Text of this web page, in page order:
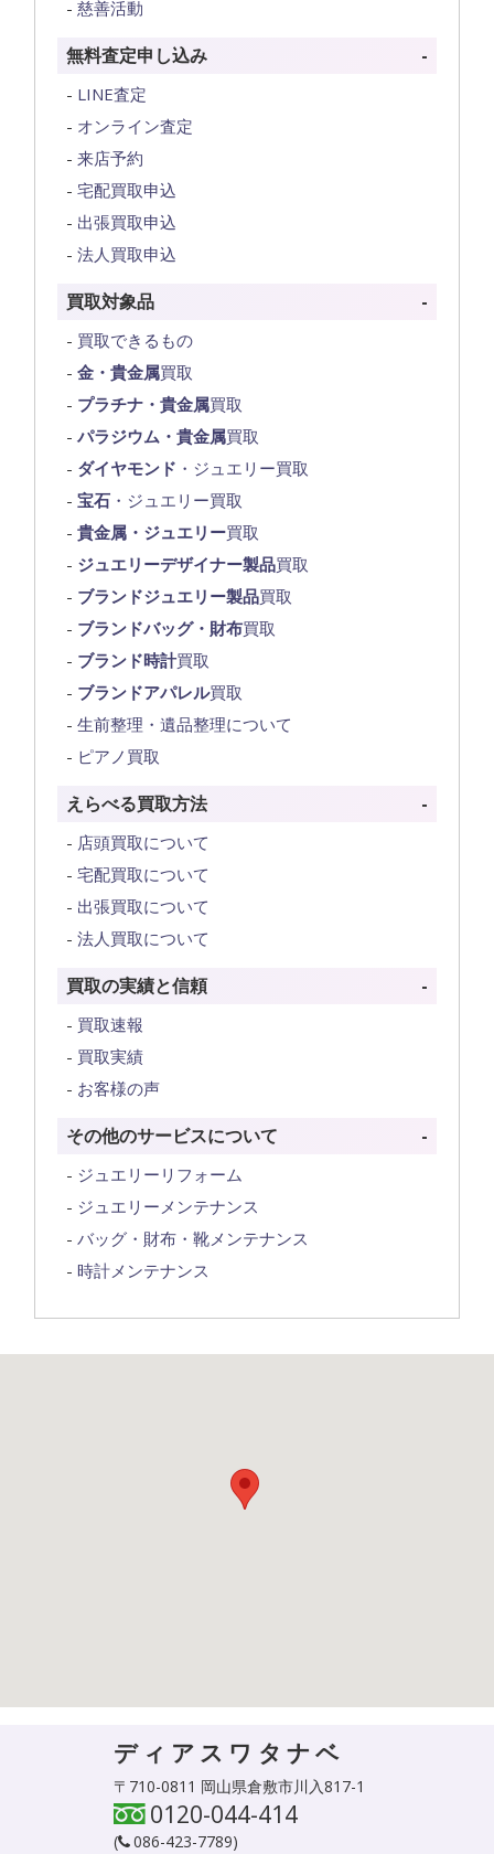
慈善活動
無料査定申し込み
LINE査定
オンライン査定
来店予約
宅配買取申込
出張買取申込
法人買取申込
買取対象品
買取できるもの
金・貴金属買取
プラチナ・貴金属買取
パラジウム・貴金属買取
ダイヤモンド ・ジュエリー買取
宝石 ・ジュエリー買取
貴金属・ジュエリー買取
ジュエリーデザイナー製品買取
ブランドジュエリー製品買取
ブランドバッグ・財布買取
ブランド時計買取
ブランドアパレル買取
生前整理・遺品整理について
ピアノ買取
えらべる買取方法
店頭買取について
宅配買取について
出張買取について
法人買取について
買取の実績と信頼
買取速報
買取実績
お客様の声
その他のサービスについて
ジュエリーリフォーム
ジュエリーメンテナンス
バッグ・財布・靴メンテナンス
時計メンテナンス
ディアスワタナベ
〒710-0811 岡山県倉敷市川入817-1
0120-044-414
( 086-423-7789)